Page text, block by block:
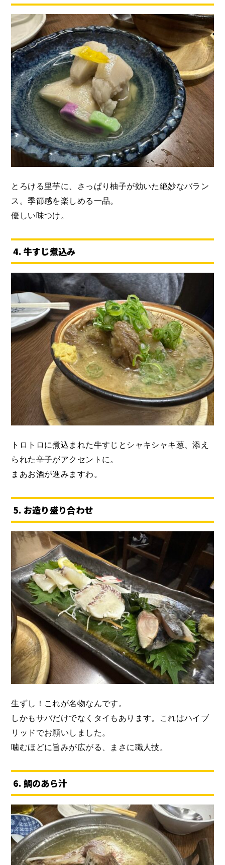
とろける里芋に、さっぱり柚子が効いた絶妙なバラン
ス。季節感を楽しめる一品。
優しい味つけ。
4. 牛すじ煮込み
トロトロに煮込まれた牛すじとシャキシャキ葱、添え
られた辛子がアクセントに。
まあお酒が進みますわ。
5. お造り盛り合わせ
生ずし！これが名物なんです。
しかもサバだけでなくタイもあります。これはハイブ
リッドでお願いしました。
噛むほどに旨みが広がる、まさに職人技。
6. 鯛のあら汁